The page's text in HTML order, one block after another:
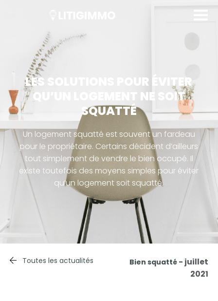
LES SOLUTIONS POUR ÉVITER
QU’UN LOGEMENT NE SOIT
SQUATTÉ
Un logement squatté est souvent un fardeau
pour le propriétaire. Certains décident d’ailleurs
tout simplement de vendre le bien occupé. Il
existe toutefois des moyens simples pour éviter
qu’un logement soit squatté.
Toutes les actualités Bien squatté - juillet
2021